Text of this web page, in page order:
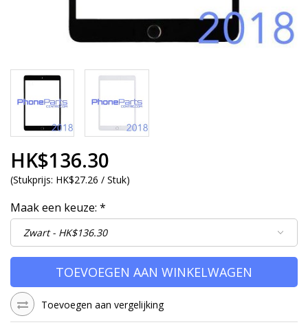
HK$136.30
(Stukprijs: HK$27.26 / Stuk)
Maak een keuze: *
TOEVOEGEN AAN WINKELWAGEN
Toevoegen aan vergelijking